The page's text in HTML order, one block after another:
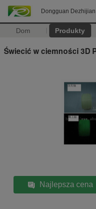
Dongguan
Dom Produkty
Świecić w ciemności 3D
Najlepsza cena